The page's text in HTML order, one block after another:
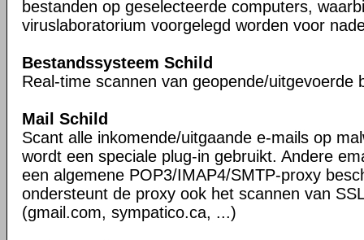
bestanden op geselecteerde computers,
viruslaboratorium voorgelegd worden voor
Bestandssysteem Schild
Real-time scannen van geopende/uitgevoerde
Mail Schild
Scant alle inkomende/uitgaande e-mails op
wordt een speciale plug-in gebruikt. Andere
een algemene POP3/IMAP4/SMTP-proxy
ondersteunt de proxy ook het scannen van
(gmail.com, sympatico.ca, ...)